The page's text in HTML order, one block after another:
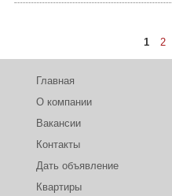
1 2
Главная
О компании
Вакансии
Контакты
Дать объявление
Квартиры